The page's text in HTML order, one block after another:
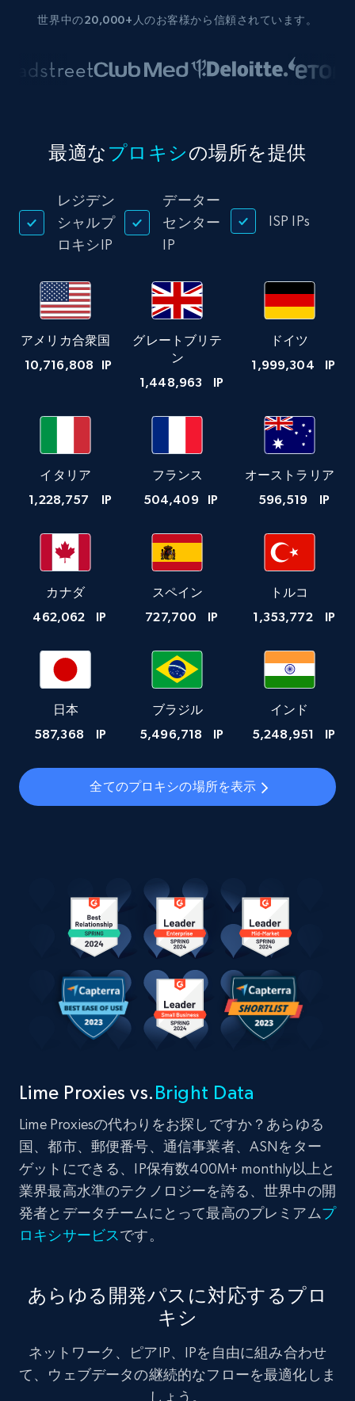
世界中の20,000+人のお客様から信頼されています。
最適な プロキシの場所を提供
レジデン
シャルプ
ロキシIP
データー
センター
IP
ISP IPs
アメリカ合衆国
10,716,808 IP
グレートブリテ
ン
1,448,963 IP
ドイツ
1,999,304 IP
イタリア
1,228,757 IP
フランス
504,409 IP
オーストラリア
596,519 IP
カナダ
462,062 IP
スペイン
727,700 IP
トルコ
1,353,772 IP
日本
587,368 IP
ブラジル
5,496,718 IP
インド
5,248,951 IP
全てのプロキシの場所を表示
Lime Proxies vs.Bright Data
Lime Proxiesの代わりをお探しですか？あらゆる
国、都市、郵便番号、通信事業者、ASNをター
ゲットにできる、IP保有数400M+ monthly以上と
業界最高水準のテクノロジーを誇る、世界中の開
発者とデータチームにとって最高のプレミアムプ
ロキシサービスです。
あらゆる開発パスに対応するプロ
キシ
ネットワーク、ピアIP、IPを自由に組み合わせ
て、ウェブデータの継続的なフローを最適化しま
しょう。